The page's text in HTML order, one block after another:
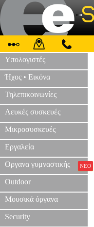
Υπολογιστές
Ήχος • Εικόνα
Τηλεπικοινωνίες
Λευκές συσκευές
Μικροσυσκευές
Εργαλεία
Οργανα γυμναστικής ΝΕΟ
Outdoor
Μουσικά όργανα
Security